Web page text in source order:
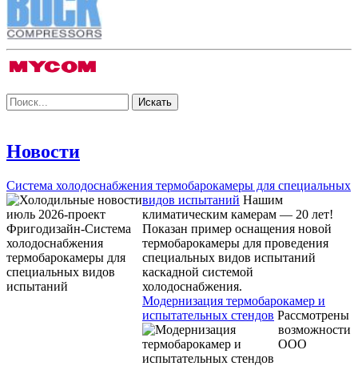
Новости
Система холодоснабжения термобарокамеры для специальных
видов испытаний Нашим
климатическим камерам — 20 лет!
Показан пример оснащения новой
термобарокамеры для проведения
специальных видов испытаний
каскадной системой
холодоснабжения.
Модернизация термобарокамер и
испытательных стендов Рассмотрены
возможности
ООО